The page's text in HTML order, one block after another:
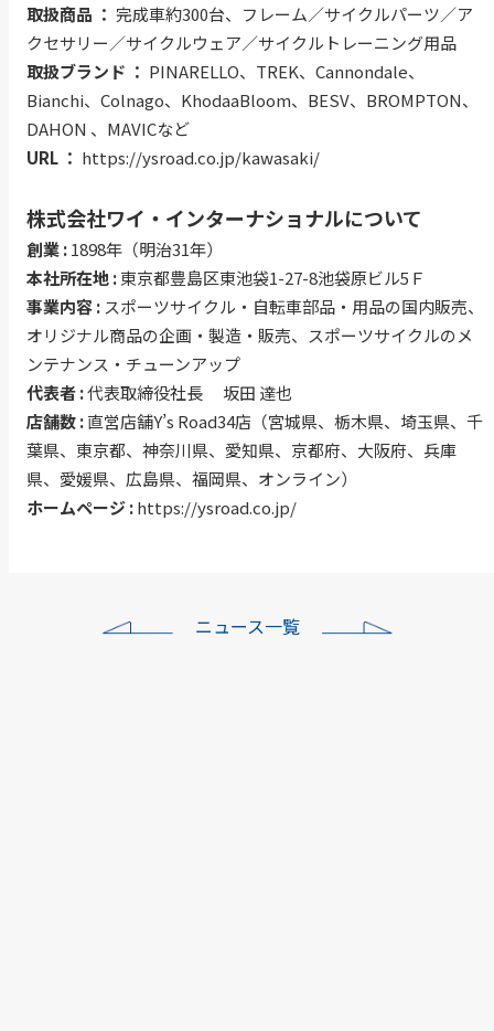
取扱商品 ： 完成車約300台、フレーム／サイクルパーツ／ア
クセサリー／サイクルウェア／サイクルトレーニング用品
取扱ブランド ： PINARELLO、TREK、Cannondale、
Bianchi、Colnago、KhodaaBloom、BESV、BROMPTON、
DAHON 、MAVICなど
URL ： https://ysroad.co.jp/kawasaki/
株式会社ワイ・インターナショナルについて
創業 :1898年（明治31年）
本社所在地 :東京都豊島区東池袋1-27-8池袋原ビル5Ｆ
事業内容 : スポーツサイクル・自転車部品・用品の国内販売、
オリジナル商品の企画・製造・販売、スポーツサイクルのメ
ンテナンス・チューンアップ
代表者 :代表取締役社長 坂田 達也
店舗数 :直営店舗Y’s Road34店（宮城県、栃木県、埼玉県、千
葉県、東京都、神奈川県、愛知県、京都府、大阪府、兵庫
県、愛媛県、広島県、福岡県、オンライン）
ホームページ :https://ysroad.co.jp/
ニュース一覧